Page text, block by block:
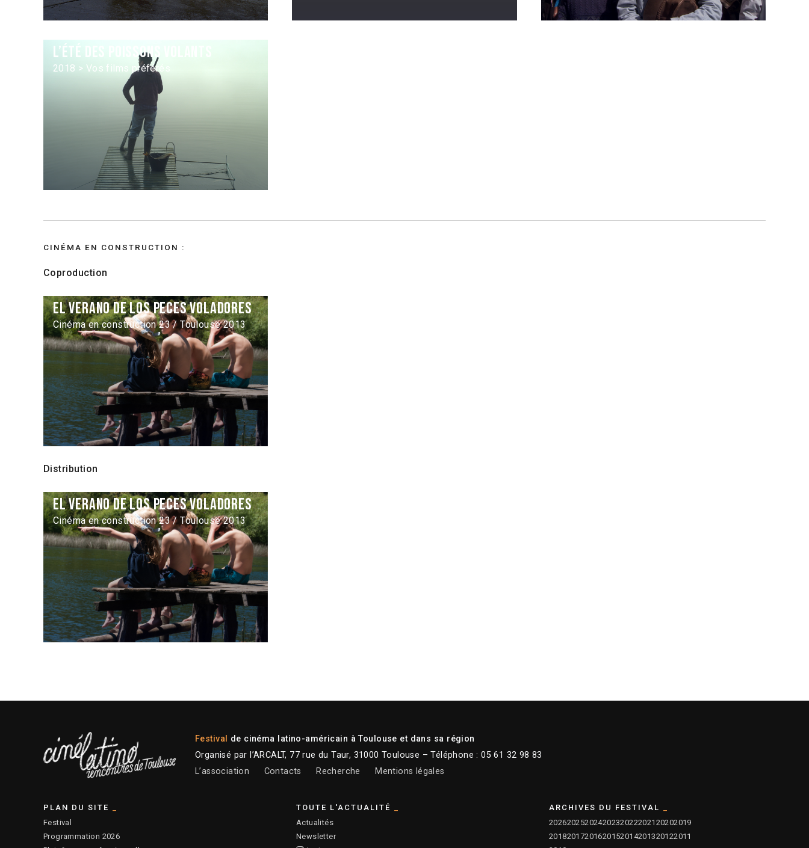
L’Été des poissons volants
2018 > Vos films préférés
CINÉMA EN CONSTRUCTION :
Coproduction
El verano de los peces voladores
Cinéma en construction 23 / Toulouse 2013
Distribution
El verano de los peces voladores
Cinéma en construction 23 / Toulouse 2013
Festival de cinéma latino-américain à Toulouse et dans sa région
Organisé par l’ARCALT, 77 rue du Taur, 31000 Toulouse – Téléphone : 05 61 32 98 83
L’association
Contacts Recherche Mentions légales
PLAN DU SITE
Festival
Programmation 2026
TOUTE L'ACTUALITÉ
Actualités
Newsletter
ARCHIVES DU FESTIVAL
202620252024202320222021 20202019
20182017201620152014201320122011